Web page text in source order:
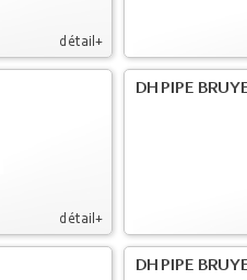
détail+
détail+
DH PIPE
DH PIPE